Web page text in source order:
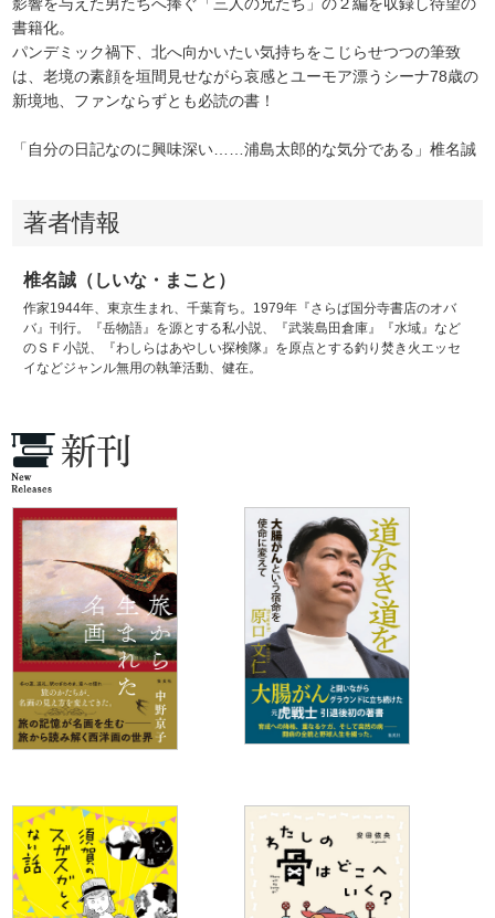
影響を与えた男たちへ捧ぐ「三人の兄たち」の２編を収録し待望の
書籍化。
パンデミック禍下、北へ向かいたい気持ちをこじらせつつの筆致
は、老境の素顔を垣間見せながら哀感とユーモア漂うシーナ78歳の
新境地、ファンならずとも必読の書！
「自分の日記なのに興味深い……浦島太郎的な気分である」椎名誠
著者情報
椎名誠（しいな・まこと）
作家1944年、東京生まれ、千葉育ち。1979年『さらば国分寺書店のオバ
バ』刊行。『岳物語』を源とする私小説、『武装島田倉庫』『水域』など
のＳＦ小説、『わしらはあやしい探検隊』を原点とする釣り焚き火エッセ
イなどジャンル無用の執筆活動、健在。
新刊